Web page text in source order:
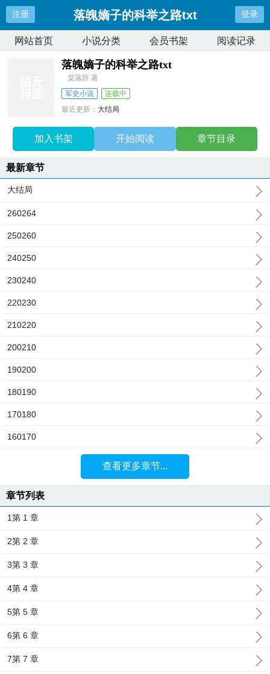
注册 落魄嫡子的科举之路txt 登录
网站首页 小说分类 会员书架 阅读记录
落魄嫡子的科举之路txt
棠落辞 著
军史小说
连载中
最近更新： 大结局
加入书架 开始阅读 章节目录
最新章节
大结局
260264
250260
240250
230240
220230
210220
200210
190200
180190
170180
160170
查看更多章节...
章节列表
1第 1 章
2第 2 章
3第 3 章
4第 4 章
5第 5 章
6第 6 章
7第 7 章